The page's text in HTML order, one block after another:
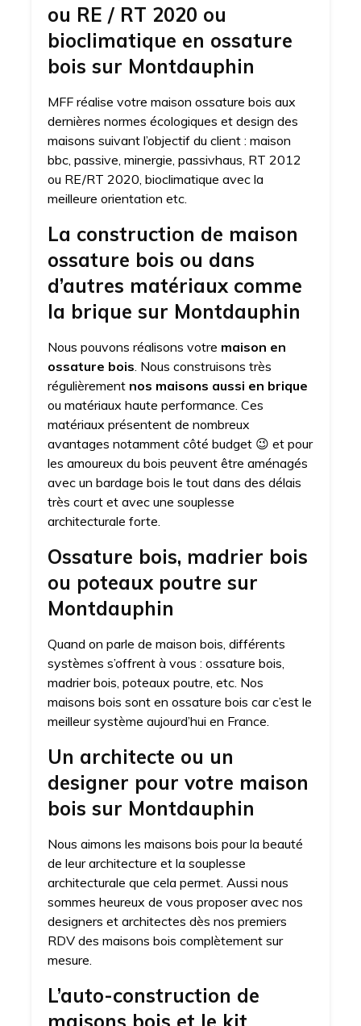
ou RE / RT 2020 ou
bioclimatique en ossature
bois sur Montdauphin
MFF réalise votre maison ossature bois aux
dernières normes écologiques et design des
maisons suivant l’objectif du client : maison
bbc, passive, minergie, passivhaus, RT 2012
ou RE/RT 2020, bioclimatique avec la
meilleure orientation etc.
La construction de maison
ossature bois ou dans
d’autres matériaux comme
la brique sur Montdauphin
Nous pouvons réalisons votre maison en
ossature bois. Nous construisons très
régulièrement nos maisons aussi en brique
ou matériaux haute performance. Ces
matériaux présentent de nombreux
avantages notamment côté budget 😉 et pour
les amoureux du bois peuvent être aménagés
avec un bardage bois le tout dans des délais
très court et avec une souplesse
architecturale forte.
Ossature bois, madrier bois
ou poteaux poutre sur
Montdauphin
Quand on parle de maison bois, différents
systèmes s’offrent à vous : ossature bois,
madrier bois, poteaux poutre, etc. Nos
maisons bois sont en ossature bois car c’est le
meilleur système aujourd’hui en France.
Un architecte ou un
designer pour votre maison
bois sur Montdauphin
Nous aimons les maisons bois pour la beauté
de leur architecture et la souplesse
architecturale que cela permet. Aussi nous
sommes heureux de vous proposer avec nos
designers et architectes dès nos premiers
RDV des maisons bois complètement sur
mesure.
L’auto-construction de
maisons bois et le kit